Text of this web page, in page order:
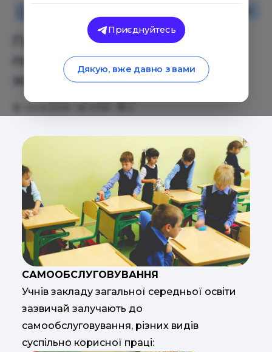
Прибирання класів у
початковій школі: чи можна
залучати учнів?
САМООБСЛУГОВУВАННЯ
Учнів закладу загальної середньої освіти
зазвичай залучають до
самообслуговування, різних видів
суспільно корисної праці:
Приєднуйтесь
Дякую, вже давно з вами